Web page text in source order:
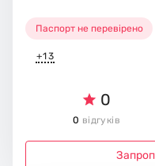
Паспорт не перевірено
+13
0
0 відгуків